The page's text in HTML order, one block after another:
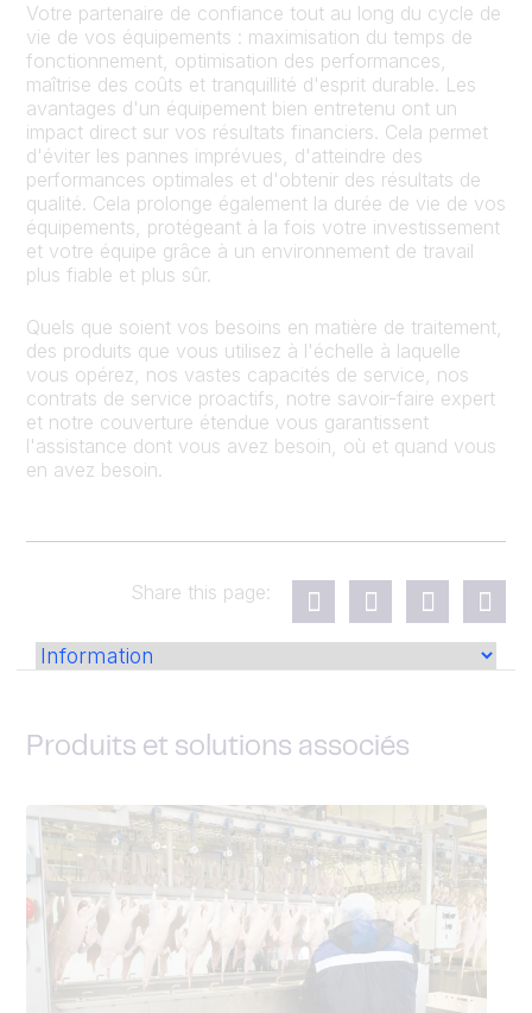
Votre partenaire de confiance tout au long du cycle de
vie de vos équipements : maximisation du temps de
fonctionnement, optimisation des performances,
maîtrise des coûts et tranquillité d'esprit durable. Les
avantages d'un équipement bien entretenu ont un
impact direct sur vos résultats financiers. Cela permet
d'éviter les pannes imprévues, d'atteindre des
performances optimales et d'obtenir des résultats de
qualité. Cela prolonge également la durée de vie de vos
équipements, protégeant à la fois votre investissement
et votre équipe grâce à un environnement de travail
plus fiable et plus sûr.
Quels que soient vos besoins en matière de traitement,
des produits que vous utilisez à l'échelle à laquelle
vous opérez, nos vastes capacités de service, nos
contrats de service proactifs, notre savoir-faire expert
et notre couverture étendue vous garantissent
l'assistance dont vous avez besoin, où et quand vous
en avez besoin.
Share this page:
Produits et solutions associés